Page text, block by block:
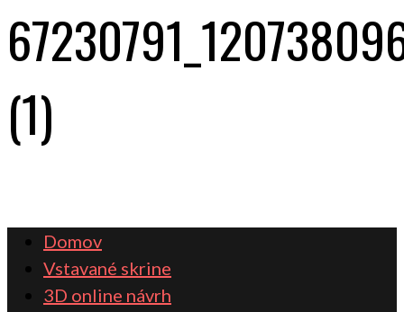
(1)
Domov
Vstavané skrine
3D online návrh